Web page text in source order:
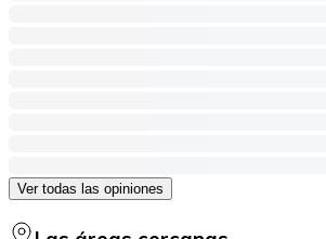
Ver todas las opiniones